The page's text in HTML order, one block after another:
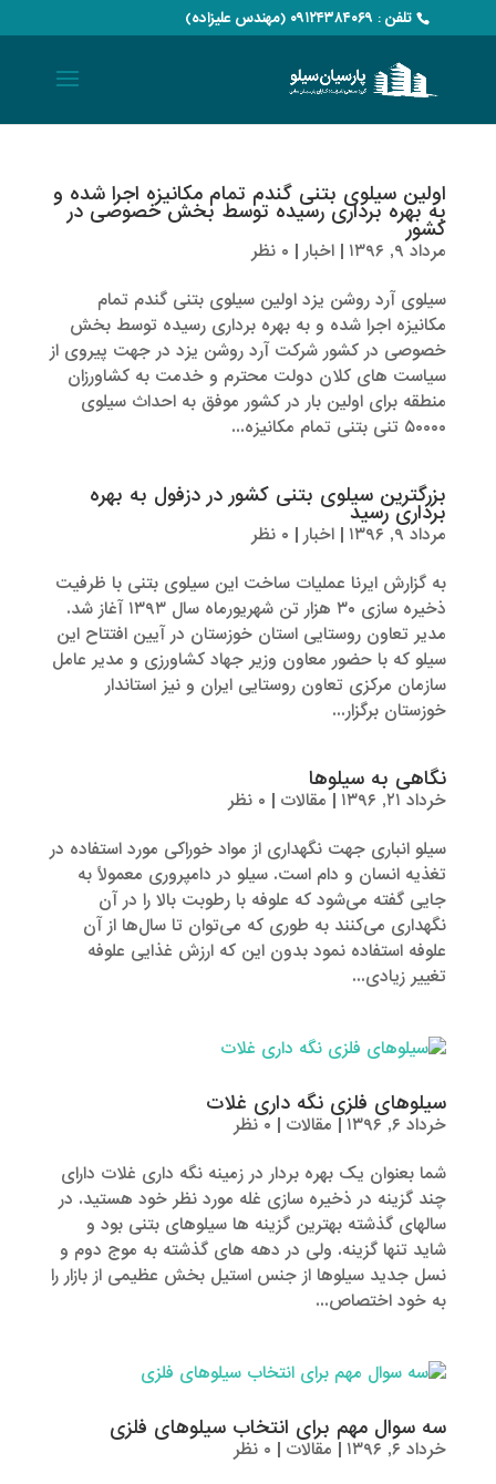
تلفن : ۰۹۱۲۴۳۸۴۰۶۹ (مهندس علیزاده)
اولین سیلوی بتنی گندم تمام مکانیزه اجرا شده و
به بهره برداری رسیده توسط بخش خصوصی در
کشور
مرداد ۹, ۱۳۹۶ | اخبار| ۰ نظر
سیلوی آرد روشن یزد اولین سیلوی بتنی گندم تمام
مکانیزه اجرا شده و به بهره برداری رسیده توسط بخش
خصوصی در کشور شرکت آرد روشن یزد در جهت پیروی از
سیاست های کلان دولت محترم و خدمت به کشاورزان
منطقه برای اولین بار در کشور موفق به احداث سیلوی
۵۰۰۰۰ تنی بتنی تمام مکانیزه...
بزرگترین سیلوی بتنی کشور در دزفول به بهره
برداری رسید
مرداد ۹, ۱۳۹۶ | اخبار| ۰ نظر
به گزارش ایرنا عملیات ساخت این سیلوی بتنی با ظرفیت
ذخیره سازی ۳۰ هزار تن شهریورماه سال ۱۳۹۳ آغاز شد.
مدیر تعاون روستایی استان خوزستان در آیین افتتاح این
سیلو که با حضور معاون وزیر جهاد کشاورزی و مدیر عامل
سازمان مرکزی تعاون روستایی ایران و نیز استاندار
خوزستان برگزار...
نگاهی به سیلوها
خرداد ۲۱, ۱۳۹۶ | مقالات | ۰ نظر
سیلو انباری جهت نگهداری از مواد خوراکی مورد استفاده در
تغذیه انسان و دام است. سیلو در دامپروری معمولاً به
جایی گفته می‌شود که علوفه با رطوبت بالا را در آن
نگهداری می‌کنند به طوری که می‌توان تا سال‌ها از آن
علوفه استفاده نمود بدون این که ارزش غذایی علوفه
تغییر زیادی...
سیلوهای فلزی نگه داری غلات
خرداد ۶, ۱۳۹۶ | مقالات | ۰ نظر
شما بعنوان یک بهره بردار در زمینه نگه داری غلات دارای
چند گزینه در ذخیره سازی غله مورد نظر خود هستید. در
سالهای گذشته بهترین گزینه ها سیلوهای بتنی بود و
شاید تنها گزینه. ولی در دهه های گذشته به موج دوم و
نسل جدید سیلوها از جنس استیل بخش عظیمی از بازار را
به خود اختصاص...
سه سوال مهم برای انتخاب سیلوهای فلزی
خرداد ۶, ۱۳۹۶ | مقالات | ۰ نظر